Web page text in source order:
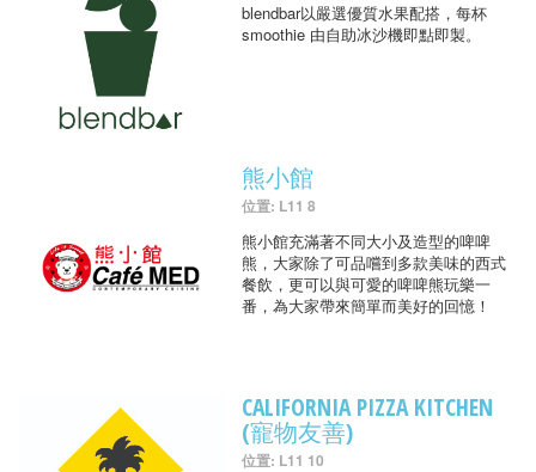
blendbar以嚴選優質水果配搭，每杯
smoothie 由自助冰沙機即點即製。
熊小館
位置: L11 8
熊小館充滿著不同大小及造型的啤啤
熊，大家除了可品嚐到多款美味的西式
餐飲，更可以與可愛的啤啤熊玩樂一
番，為大家帶來簡單而美好的回憶！
CALIFORNIA PIZZA KITCHEN
(寵物友善)
位置: L11 10